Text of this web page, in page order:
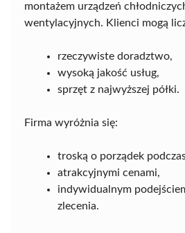
montażem urządzeń
wentylacyjnych. Klienci mogą
rzeczywiste doradztwo,
wysoką jakość usług,
sprzęt z najwyższej półki.
Firma wyróżnia się:
troską o porządek
atrakcyjnymi cenami,
indywidualnym
zlecenia.